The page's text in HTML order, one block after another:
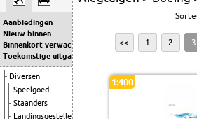
Aanbiedingen
Nieuw binnen
Binnenkort verwacht
Toekomstige uitgaven
Diversen
Speelgoed
Staanders
Landingsgestellen
<< 1 2 3
1:400